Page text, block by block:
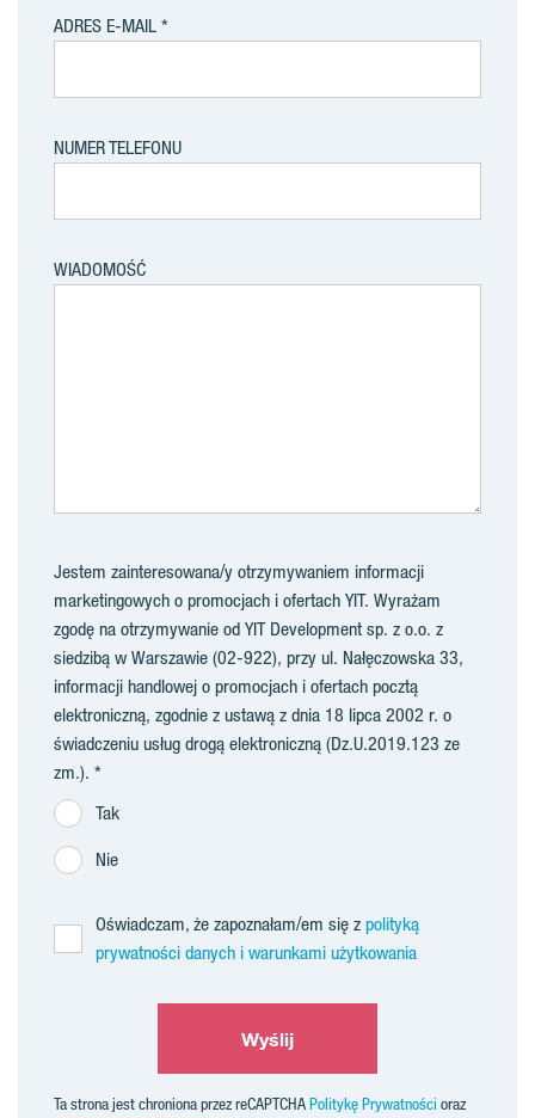
ADRES E-MAIL
NUMER TELEFONU
WIADOMOŚĆ
Jestem zainteresowana/y otrzymywaniem informacji
marketingowych o promocjach i ofertach YIT. Wyrażam
zgodę na otrzymywanie od YIT Development sp. z o.o. z
siedzibą w Warszawie (02-922), przy ul. Nałęczowska 33,
informacji handlowej o promocjach i ofertach pocztą
elektroniczną, zgodnie z ustawą z dnia 18 lipca 2002 r. o
świadczeniu usług drogą elektroniczną (Dz.U.2019.123 ze
zm.).
Tak
Nie
Oświadczam, że zapoznałam/em się z polityką
prywatności danych i warunkami użytkowania
Wyślij
Ta strona jest chroniona przez reCAPTCHAPolitykę Prywatności oraz